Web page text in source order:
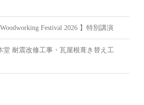
Woodworking Festival 2026 】特別講演
耐震改修工事・瓦屋根葺き替え工